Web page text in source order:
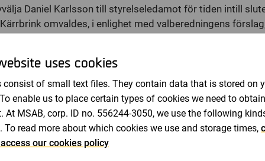
Daniel Karlsson till styrelseledamot för tiden intill
omvaldes, i enlighet med valberedningens förslag,
tiden intill slutet av nästa årsstämma.
i enlighet med valberedningens förslag,
som huvudansvarig revisor för tiden intill slutet av
i enlighet med valberedningens förslag, att
kronor, att fördelas med 550
000 kronor till styrelsens
och en av styrelsens övriga ledamöter.
uses cookies
consist of small text files. They contain data that is stored on
enable us to place certain types of cookies we need to
At MSAB, corp. ID no. 556244-3050, we use the following
To read more about which cookies we use and storage times,
our cookies policy